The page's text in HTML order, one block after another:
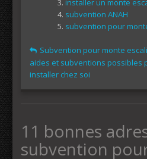
installer un monte
subvention ANAH
subvention pour
Subvention pour monte
aides et subventions possibles
installer chez soi
11 bonnes
subvention